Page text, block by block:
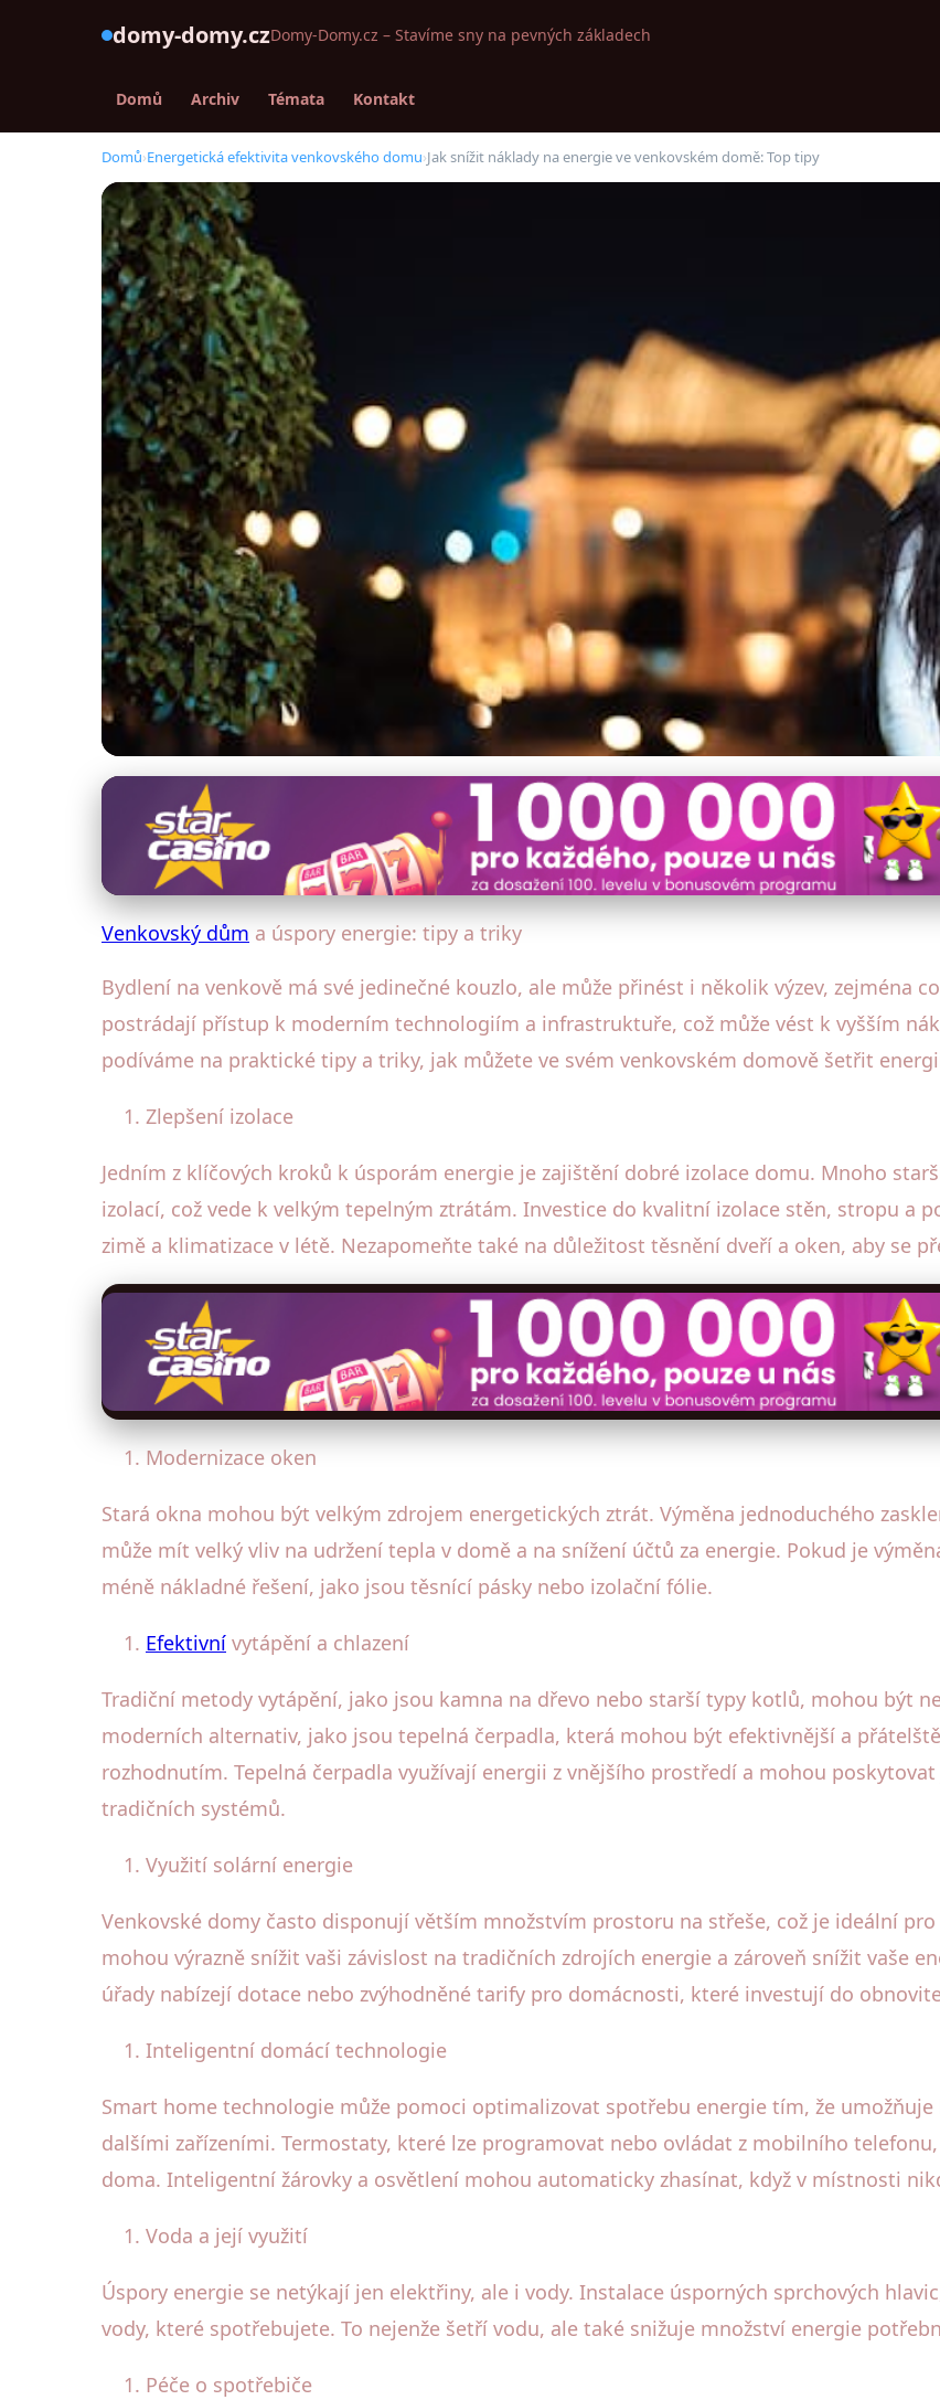
domy-domy.czDomy-Domy.cz – Stavíme sny na pevných základech
Domů Archiv Témata Kontakt
Domů›Energetická efektivita venkovského domu›Jak snížit náklady na energie ve venkovském domě: Top tipy
Energetická efektivita venkovského domu
Jak snížit náklady na energie ve
27. 1. 2026· 4 min čtení · Autor: Petr Malý
Venkovský dům a úspory energie: tipy a triky
Bydlení na venkově má své jedinečné kouzlo, ale může přinést i několik výzev, zejména
postrádají přístup k moderním technologiím a infrastruktuře, což může vést k vyšším
podíváme na praktické tipy a triky, jak můžete ve svém venkovském domově šetřit
Zlepšení izolace
Jedním z klíčových kroků k úsporám energie je zajištění dobré izolace domu. Mnoho
izolací, což vede k velkým tepelným ztrátám. Investice do kvalitní izolace stěn, stropu a
zimě a klimatizace v létě. Nezapomeňte také na důležitost těsnění dveří a oken, aby se
Modernizace oken
Stará okna mohou být velkým zdrojem energetických ztrát. Výměna jednoduchého
může mít velký vliv na udržení tepla v domě a na snížení účtů za energie. Pokud je
méně nákladné řešení, jako jsou těsnící pásky nebo izolační fólie.
Efektivní vytápění a chlazení
Tradiční metody vytápění, jako jsou kamna na dřevo nebo starší typy kotlů, mohou být
moderních alternativ, jako jsou tepelná čerpadla, která mohou být efektivnější a
rozhodnutím. Tepelná čerpadla využívají energii z vnějšího prostředí a mohou
tradičních systémů.
Využití solární energie
Venkovské domy často disponují větším množstvím prostoru na střeše, což je ideální
mohou výrazně snížit vaši závislost na tradičních zdrojích energie a zároveň snížit vaše
úřady nabízejí dotace nebo zvýhodněné tarify pro domácnosti, které investují do
Inteligentní domácí technologie
Smart home technologie může pomoci optimalizovat spotřebu energie tím, že
dalšími zařízeními. Termostaty, které lze programovat nebo ovládat z mobilního
doma. Inteligentní žárovky a osvětlení mohou automaticky zhasínat, když v místnosti
Voda a její využití
Úspory energie se netýkají jen elektřiny, ale i vody. Instalace úsporných sprchových
vody, které spotřebujete. To nejenže šetří vodu, ale také snižuje množství energie
Péče o spotřebiče